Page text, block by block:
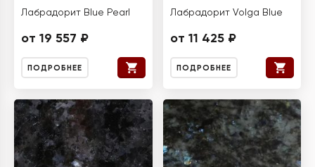
Лабрадорит Blue Pearl
от 19 557 ₽
ПОДРОБНЕЕ
Лабрадорит Volga Blue
от 11 425 ₽
ПОДРОБНЕЕ